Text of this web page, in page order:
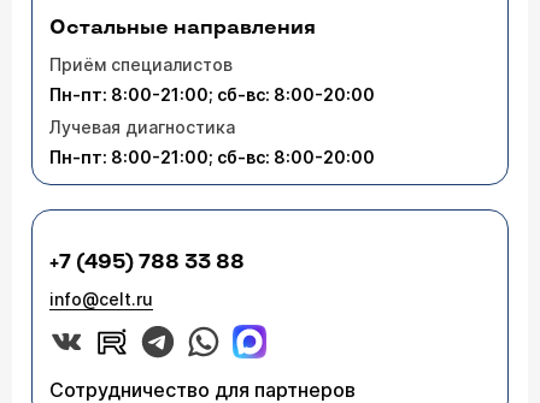
Остальные направления
Приём специалистов
Пн-пт: 8:00-21:00; сб-вс: 8:00-20:00
Лучевая диагностика
Пн-пт: 8:00-21:00; сб-вс: 8:00-20:00
+7 (495) 788 33 88
info@celt.ru
Сотрудничество для партнеров